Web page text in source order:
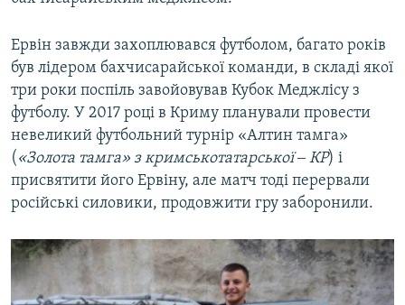
Ервін завжди захоплювався футболом, багато років
був лідером бахчисарайської команди, в складі якої
три роки поспіль завойовував Кубок Меджлісу з
футболу. У 2017 році в Криму планували провести
невеликий футбольний турнір «Алтин тамга»
( «Золота тамга» з кримськотатарської ‒ КР) і
присвятити його Ервіну, але матч тоді перервали
російські силовики, продовжити гру заборонили.